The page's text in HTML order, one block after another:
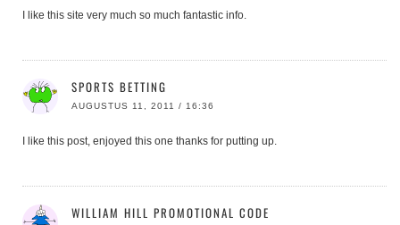
I like this site very much so much fantastic info.
SPORTS BETTING
AUGUSTUS 11, 2011 / 16:36
I like this post, enjoyed this one thanks for putting up.
WILLIAM HILL PROMOTIONAL CODE